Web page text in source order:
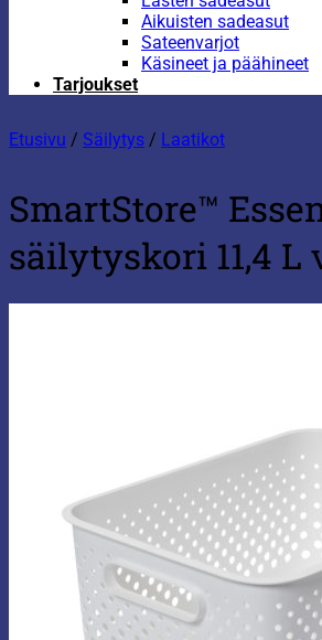
Aikuisten sadeasut
Sateenvarjot
Käsineet ja päähineet
Tarjoukset
Etusivu / Säilytys / Laatikot
SmartStore™
säilytyskori 11,4 L